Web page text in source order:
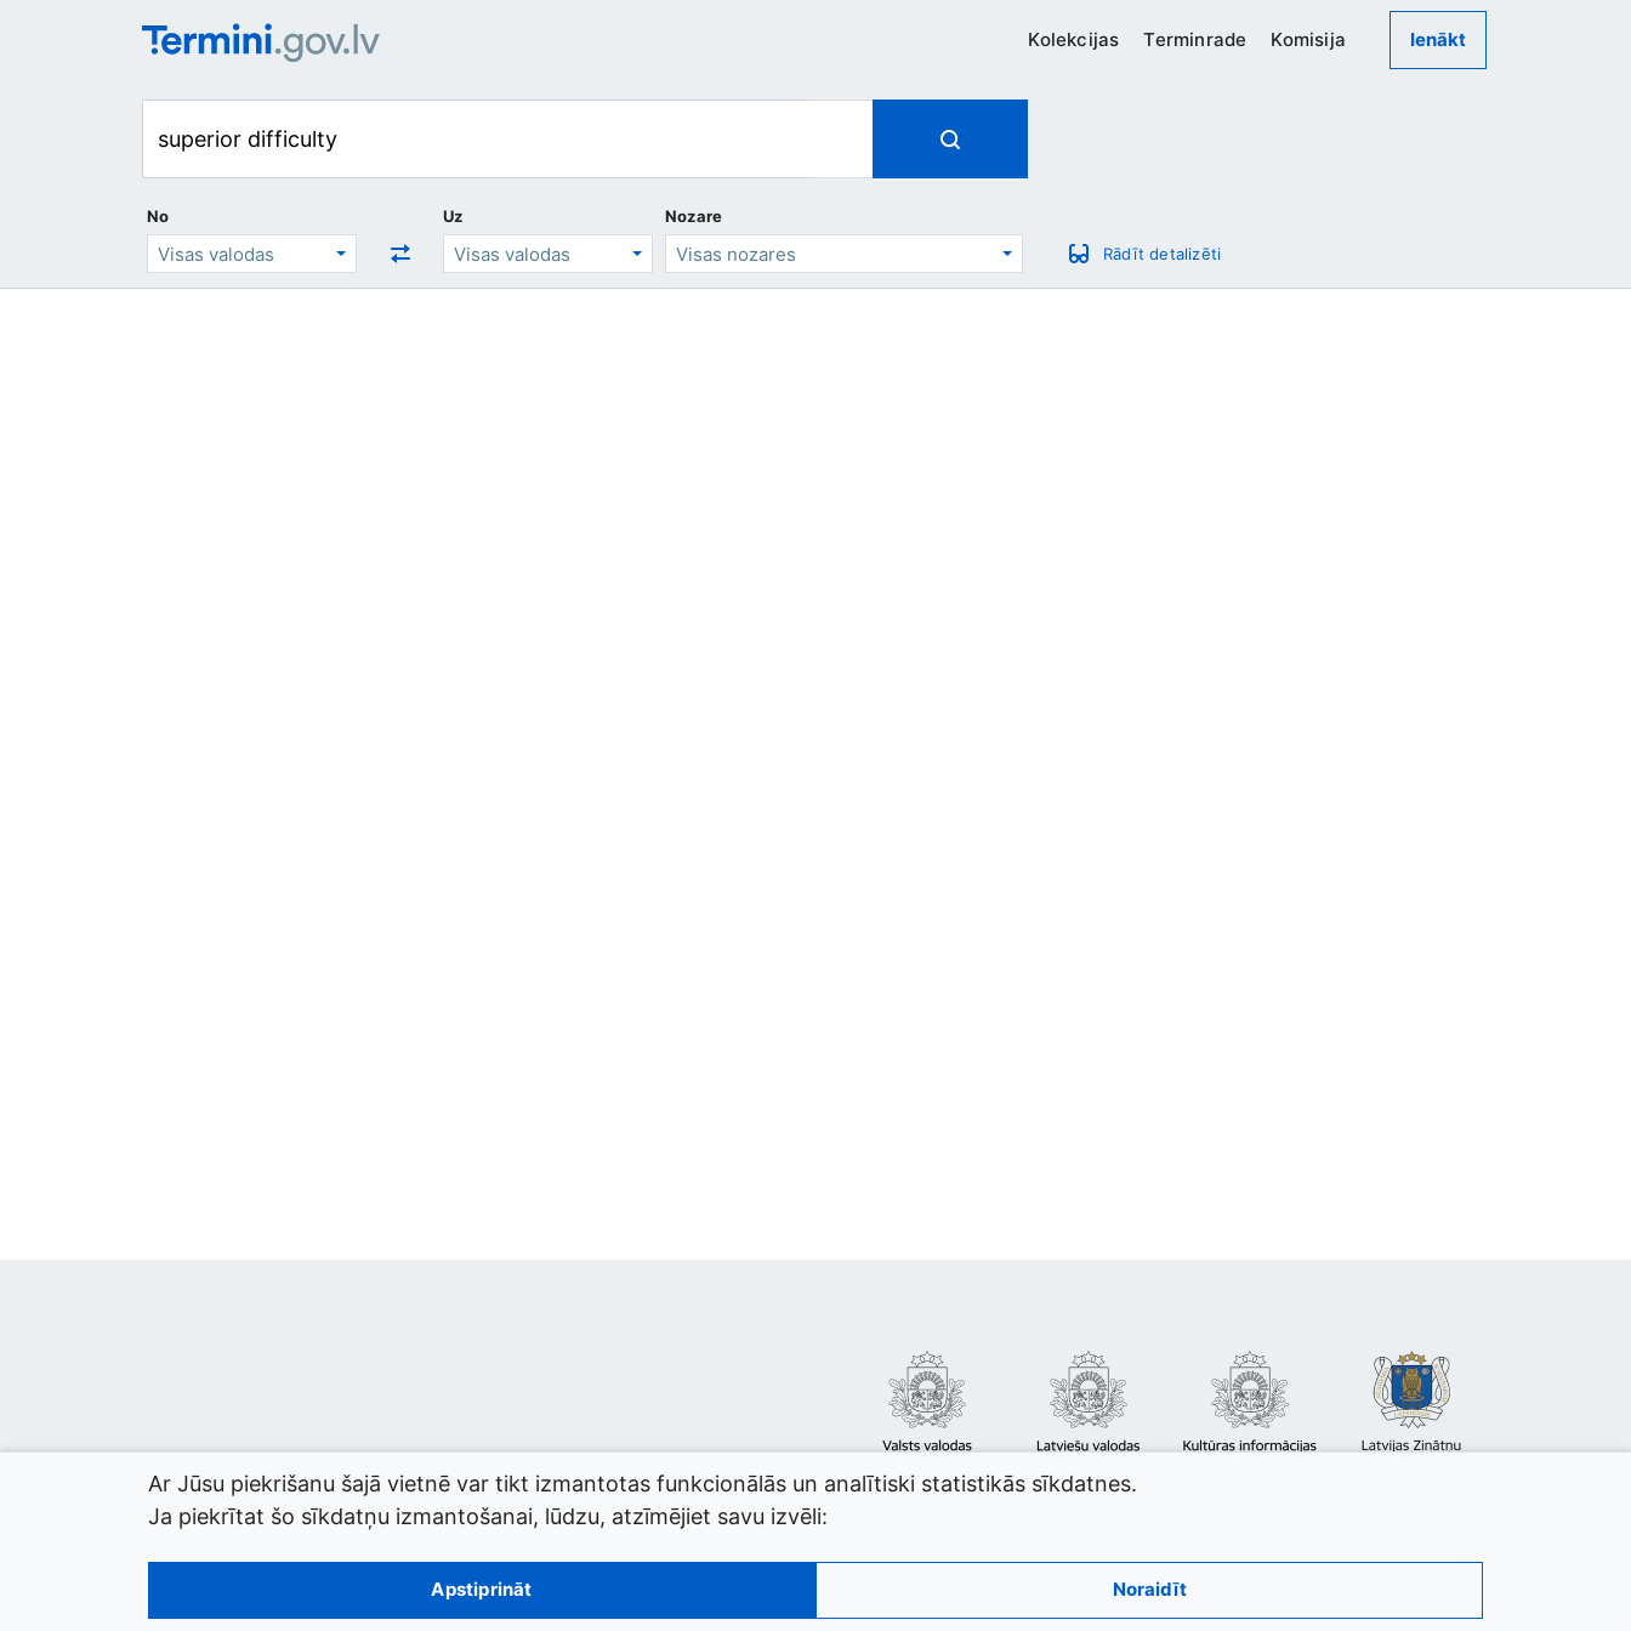
Kolekcijas Terminrade Komisija Ienākt
No Uz
Nozare
Rādīt detalizēti
© 2026 termini.gov.lv. Izstrādātājs:
Ar Jūsu piekrišanu šajā vietnē var tikt izmantotas funkcionālās un analītiski statistikās sīkdatnes.
Ja piekrītat šo sīkdatņu izmantošanai, lūdzu, atzīmējiet savu izvēli:
Apstiprināt Noraidīt